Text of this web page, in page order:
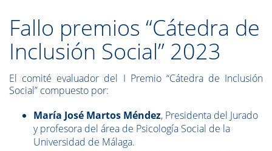
Fallo premios “Cátedra de
Inclusión Social” 2023
El comité evaluador del I Premio “Cátedra de Inclusión
Social” compuesto por:
María José Martos Méndez, Presidenta del Jurado
y profesora del área de Psicología Social de la
Universidad de Málaga.